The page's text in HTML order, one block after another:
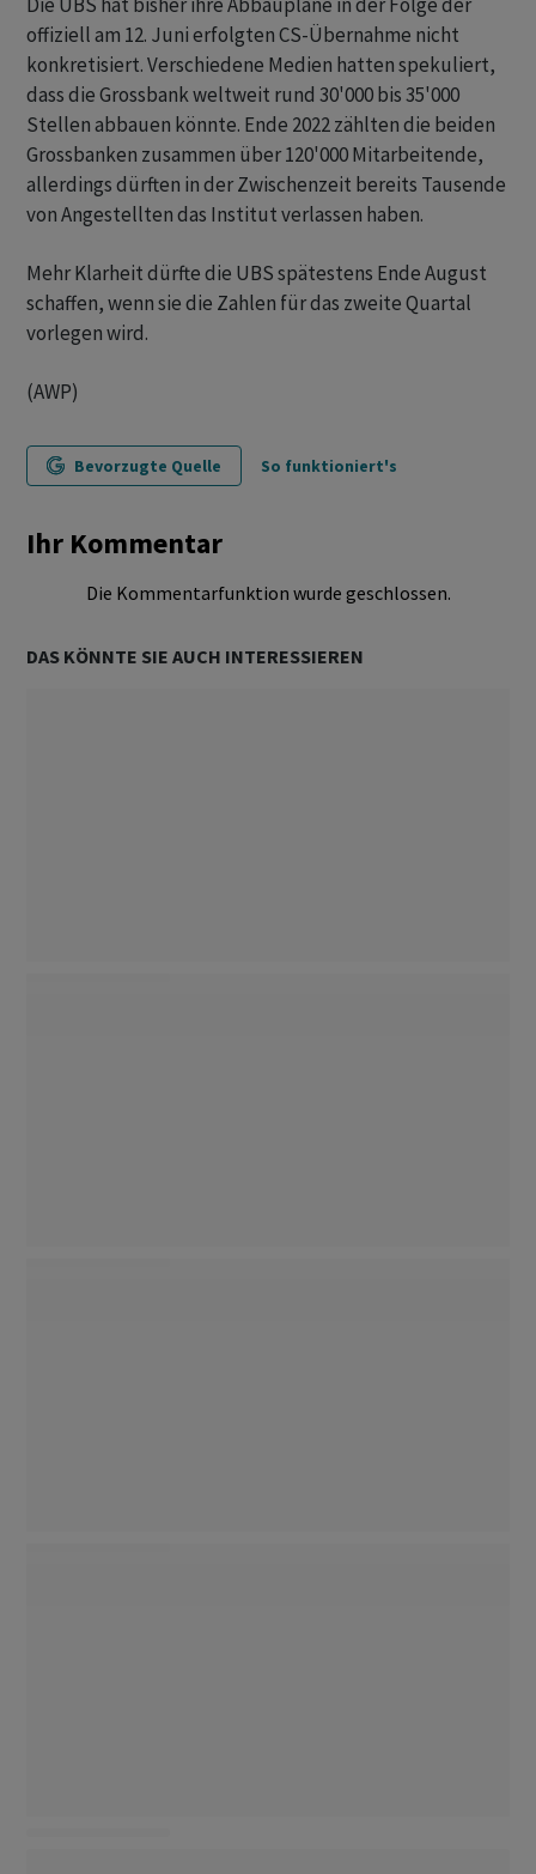
Die UBS hat bisher ihre Abbaupläne in der Folge der
offiziell am 12. Juni erfolgten CS-Übernahme nicht
konkretisiert. Verschiedene Medien hatten spekuliert,
dass die Grossbank weltweit rund 30'000 bis 35'000
Stellen abbauen könnte. Ende 2022 zählten die beiden
Grossbanken zusammen über 120'000 Mitarbeitende,
allerdings dürften in der Zwischenzeit bereits Tausende
von Angestellten das Institut verlassen haben.
Mehr Klarheit dürfte die UBS spätestens Ende August
schaffen, wenn sie die Zahlen für das zweite Quartal
vorlegen wird.
(AWP)
Bevorzugte Quelle So funktioniert's
Ihr Kommentar
Die Kommentarfunktion wurde geschlossen.
DAS KÖNNTE SIE AUCH INTERESSIEREN